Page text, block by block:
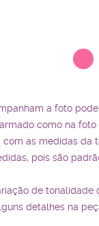
a foto
como na
as medidas
pois são
de
detalhes na